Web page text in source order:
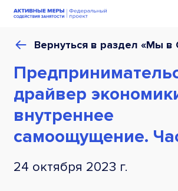
Вернуться в раздел «Мы
драйвер
внутреннее
самоощущение.
24 октября 2023 г.